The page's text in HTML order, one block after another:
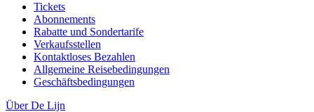
Tickets
Abonnements
Rabatte und Sondertarife
Verkaufsstellen
Kontaktloses Bezahlen
Allgemeine Reisebedingungen
Geschäftsbedingungen
Über De Lijn